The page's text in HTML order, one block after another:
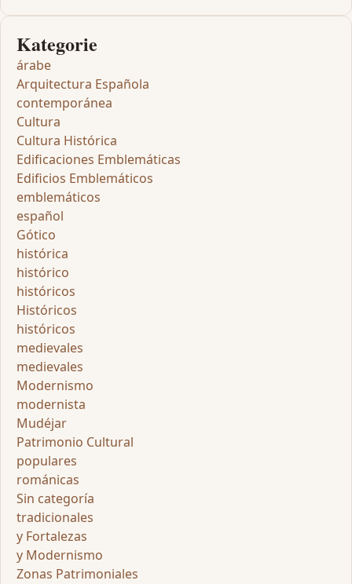
Kategorie
árabe
Arquitectura Española
contemporánea
Cultura
Cultura Histórica
Edificaciones Emblemáticas
Edificios Emblemáticos
emblemáticos
español
Gótico
histórica
histórico
históricos
Históricos
históricos
medievales
medievales
Modernismo
modernista
Mudéjar
Patrimonio Cultural
populares
románicas
Sin categoría
tradicionales
y Fortalezas
y Modernismo
Zonas Patrimoniales